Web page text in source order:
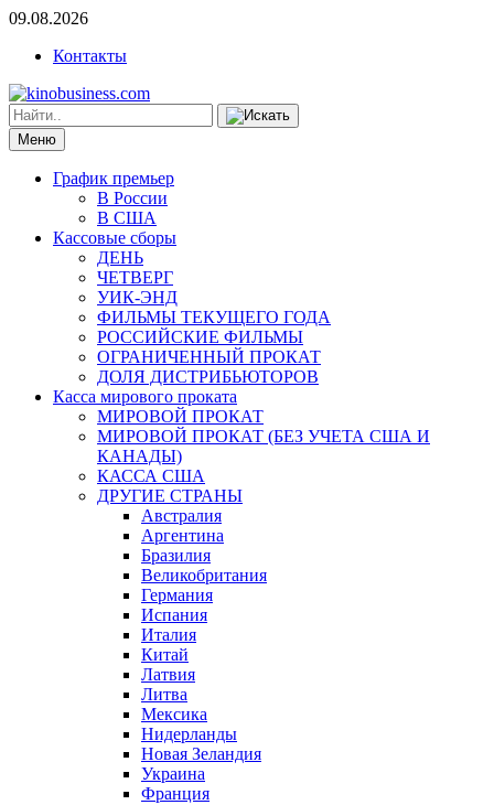
09.08.2026
Контакты
Меню
График премьер
В России
В США
Кассовые сборы
ДЕНЬ
ЧЕТВЕРГ
УИК-ЭНД
ФИЛЬМЫ ТЕКУЩЕГО ГОДА
РОССИЙСКИЕ ФИЛЬМЫ
ОГРАНИЧЕННЫЙ ПРОКАТ
ДОЛЯ ДИСТРИБЬЮТОРОВ
Касса мирового проката
МИРОВОЙ ПРОКАТ
МИРОВОЙ ПРОКАТ (БЕЗ УЧЕТА США И
КАНАДЫ)
КАССА США
ДРУГИЕ СТРАНЫ
Австралия
Аргентина
Бразилия
Великобритания
Германия
Испания
Италия
Китай
Латвия
Литва
Мексика
Нидерланды
Новая Зеландия
Украина
Франция